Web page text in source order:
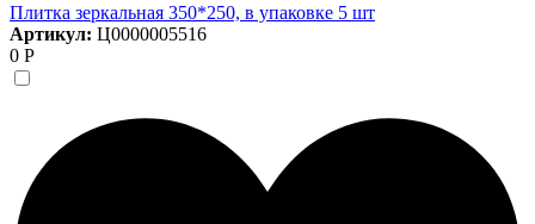
Плитка зеркальная 350*250, в упаковке 5 шт
Артикул: Ц0000005516
0 Р